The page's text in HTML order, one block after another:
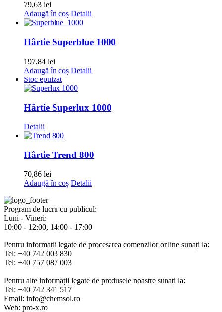
79,63 lei
Adaugă în coș Detalii
Hârtie Superblue 1000
197,84 lei
Adaugă în coș Detalii
Stoc epuizat
Hârtie Superlux 1000
Detalii
Hârtie Trend 800
70,86 lei
Adaugă în coș Detalii
Program de lucru cu publicul:
Luni - Vineri:
10:00 - 12:00, 14:00 - 17:00
Pentru informații legate de procesarea comenzilor online sunați la:
Tel: +40 742 003 830
Tel: +40 757 087 003
Pentru alte informații legate de produsele noastre sunați la:
Tel: +40 742 341 517
Email: info@chemsol.ro
Web: pro-x.ro